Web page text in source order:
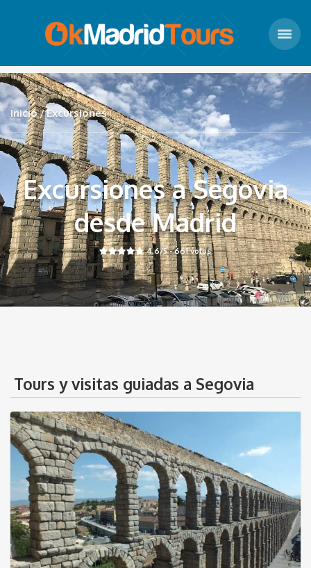
Inicio Excursiones
Excursiones a Segovia
desde Madrid
4.6/5 -661votos
Tours y visitas guiadas a Segovia